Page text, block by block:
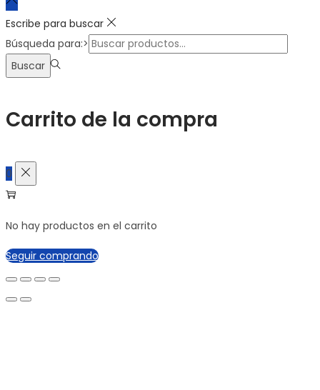
Escribe para buscar
Búsqueda para:>
Buscar
Carrito de la compra
0
No hay productos en el carrito
Seguir comprando